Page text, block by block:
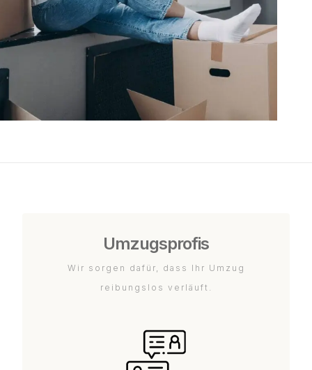
Umzugsprofis
Wir sorgen dafür, dass Ihr Umzug
reibungslos verläuft.